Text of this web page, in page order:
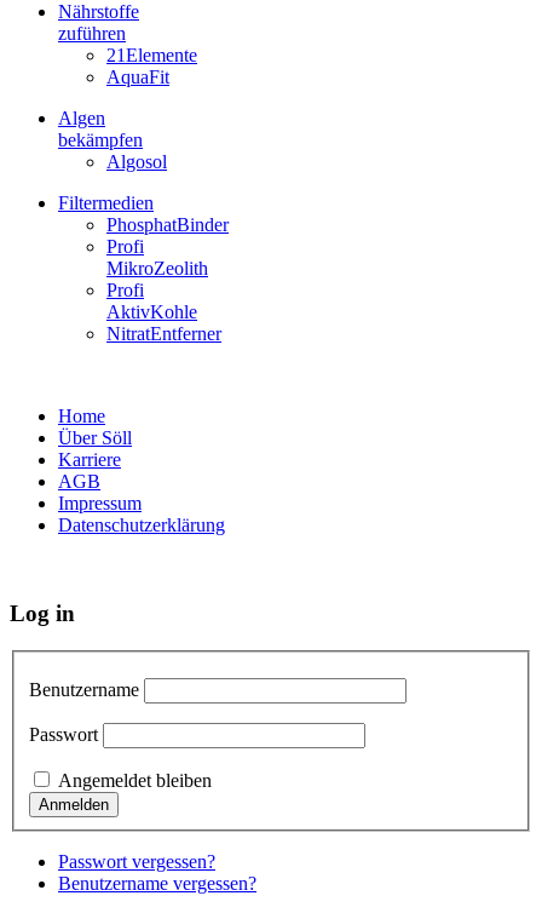
Nährstoffe
zuführen
21Elemente
AquaFit
Algen
bekämpfen
Algosol
Filtermedien
PhosphatBinder
Profi
MikroZeolith
Profi
AktivKohle
NitratEntferner
Home
Über Söll
Karriere
AGB
Impressum
Datenschutzerklärung
Log in
Benutzername
Passwort
Angemeldet bleiben
Passwort vergessen?
Benutzername vergessen?